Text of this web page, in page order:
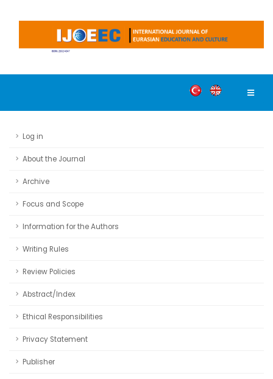
Log in
About the Journal
Archive
Focus and Scope
Information for the Authors
Writing Rules
Review Policies
Abstract/Index
Ethical Responsibilities
Privacy Statement
Publisher